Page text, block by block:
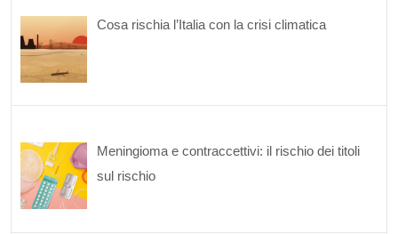
Cosa rischia l’Italia con la crisi climatica
Meningioma e contraccettivi: il rischio dei titoli
sul rischio